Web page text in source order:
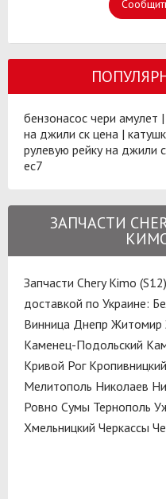
бензонасос чери амулет |
на джили ск цена |
рулевую рейку на джили
ес7
ЗАПЧАСТИ
Запчасти Chery Kimo
доставкой по Украине:
Винница Днепр Житомир
Каменец-Подольский
Кривой Рог Кропивницкий
Мелитополь Николаев
Ровно Сумы Тернополь
Хмельницкий Черкассы